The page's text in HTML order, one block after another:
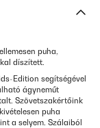
puha,
díszített.
Edition segítségével
ágyneműt
Szövetszakértőink
puha
a selyem. Szálaiból